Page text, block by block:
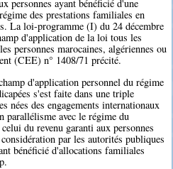
personnes ayant bénéficié d'une
des prestations familiales en
La loi-programme (I) du 24 décembre
d'application de la loi tous les
personnes marocaines, algériennes ou
(CEE) n° 1408/71 précité.
d'application personnel du régime
s'est faite dans une triple
nées des engagements internationaux
parallélisme avec le régime du
du revenu garanti aux personnes
par les autorités publiques
bénéficié d'allocations familiales